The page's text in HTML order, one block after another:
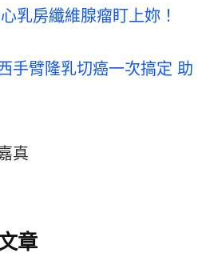
乳房纖維腺瘤盯上妳！
手臂隆乳切癌一次搞定 助
真
章